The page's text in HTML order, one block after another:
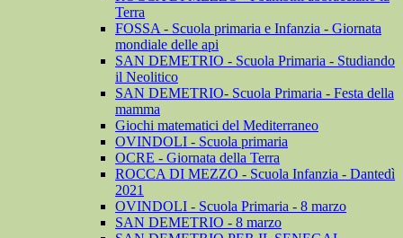
Terra
FOSSA - Scuola primaria e Infanzia - Giornata
mondiale delle api
SAN DEMETRIO - Scuola Primaria - Studiando
il Neolitico
SAN DEMETRIO- Scuola Primaria - Festa della
mamma
Giochi matematici del Mediterraneo
OVINDOLI - Scuola primaria
OCRE - Giornata della Terra
ROCCA DI MEZZO - Scuola Infanzia - Dantedì
2021
OVINDOLI - Scuola Primaria - 8 marzo
SAN DEMETRIO - 8 marzo